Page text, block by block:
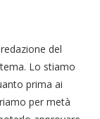
del
Lo stiamo
prima ai
per metà